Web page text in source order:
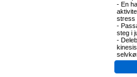
- En
stress
-
steg i
-